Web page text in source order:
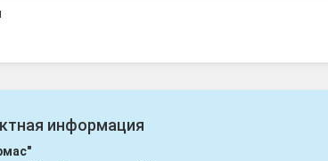
информация